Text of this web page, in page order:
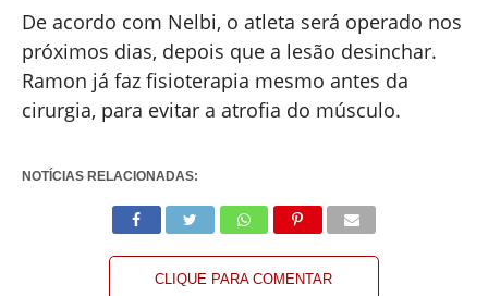
De acordo com Nelbi, o atleta será operado nos
próximos dias, depois que a lesão desinchar.
Ramon já faz fisioterapia mesmo antes da
cirurgia, para evitar a atrofia do músculo.
NOTÍCIAS RELACIONADAS:
CLIQUE PARA COMENTAR